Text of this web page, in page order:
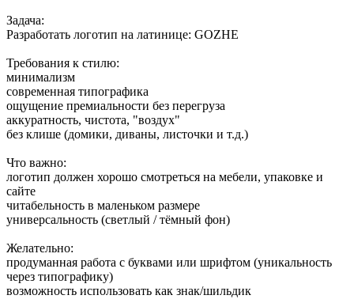
Задача:
Разработать логотип на латинице: GOZHE
Требования к стилю:
минимализм
современная типографика
ощущение премиальности без перегруза
аккуратность, чистота, "воздух"
без клише (домики, диваны, листочки и т.д.)
Что важно:
логотип должен хорошо смотреться на мебели, упаковке и
сайте
читабельность в маленьком размере
универсальность (светлый / тёмный фон)
Желательно:
продуманная работа с буквами или шрифтом (уникальность
через типографику)
возможность использовать как знак/шильдик